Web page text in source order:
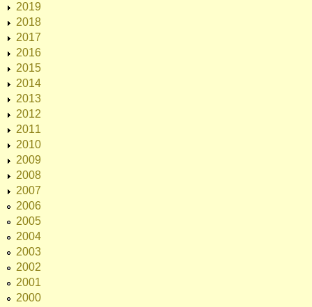
2019
2018
2017
2016
2015
2014
2013
2012
2011
2010
2009
2008
2007
2006
2005
2004
2003
2002
2001
2000